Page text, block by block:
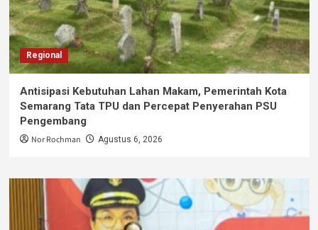
Regional
Antisipasi Kebutuhan Lahan Makam, Pemerintah Kota
Semarang Tata TPU dan Percepat Penyerahan PSU
Pengembang
Nor Rochman Agustus 6, 2026